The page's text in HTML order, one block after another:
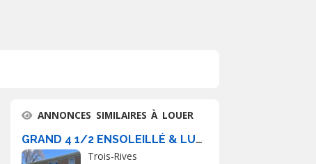
ANNONCES SIMILAIRES À LOUER
GRAND 4 1/2 ENSOLEILLÉ & LUMINEUX — 2 CH
Trois-Rives